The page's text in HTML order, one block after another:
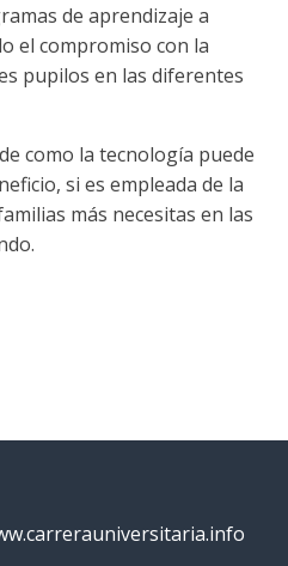
de aprendizaje a
el compromiso con la
pupilos en las diferentes
como la tecnología puede
si es empleada de la
más necesitas en las